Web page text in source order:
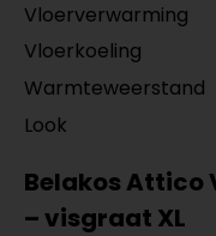
Vloerverwarming
Vloerkoeling
Warmteweerstand
Look
Belakos Attico
– visgraat XL